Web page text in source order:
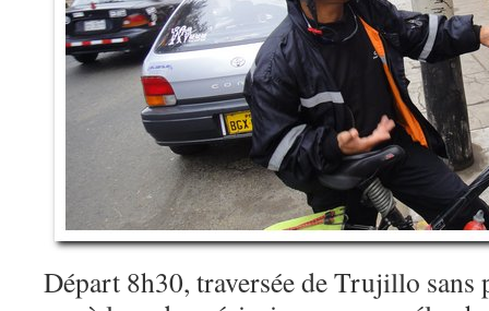
Départ 8h30, traversée de Trujillo sans